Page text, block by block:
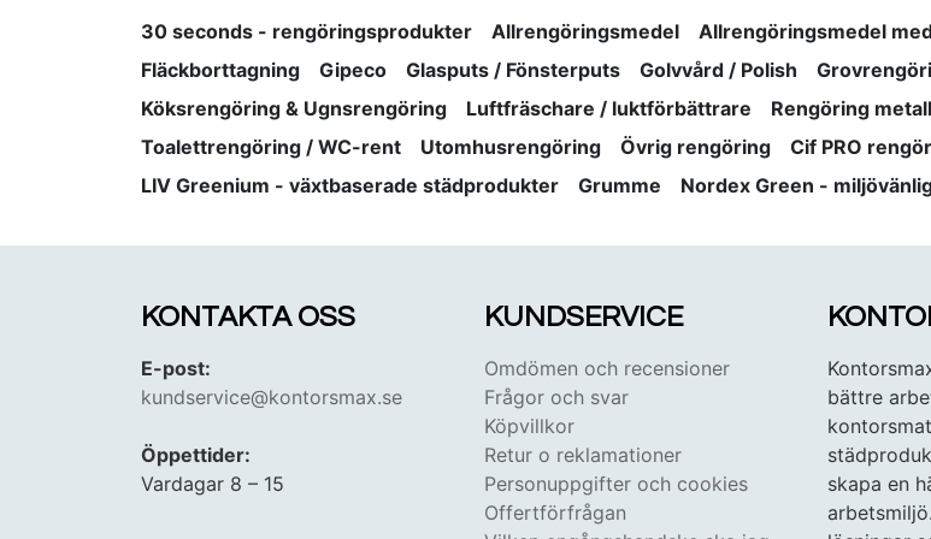
30 seconds - rengöringsprodukter Allrengöringsmedel Allrengöringsmedel
Fläckborttagning
Gipeco Glasputs / Fönsterputs Golvvård / Polish
Köksrengöring & Ugnsrengöring
Luftfräschare / luktförbättrare Rengöring
Toalettrengöring / WC-rent
Utomhusrengöring Övrig rengöring Cif PRO
LIV Greenium - växtbaserade städprodukter
Grumme Nordex Green -
KONTAKTA OSS
E-post:
kundservice@kontorsmax.se
Öppettider:
Vardagar 8 – 15
KUNDSERVICE
Omdömen och recensioner
Frågor och svar
Köpvillkor
Retur o reklamationer
Personuppgifter och cookies
Offertförfrågan
bättre
skapa en